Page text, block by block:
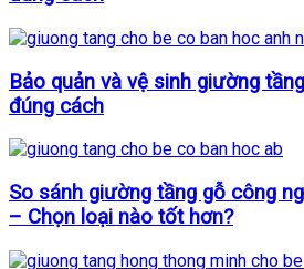
Bảo quản và vệ sinh giường
đúng cách
So sánh giường tầng gỗ công
– Chọn loại nào tốt hơn?